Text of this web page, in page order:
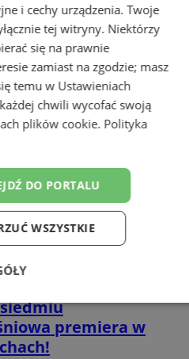
premiera w
i cechy urządzenia. Twoje
tej witryny. Niektórzy
się na prawnie
zamiast na zgodzie; masz
temu w Ustawieniach
chwili wycofać swoją
plików cookie. Polityka
DO PORTALU
WSZYSTKIE
Wydajność Targetowanie